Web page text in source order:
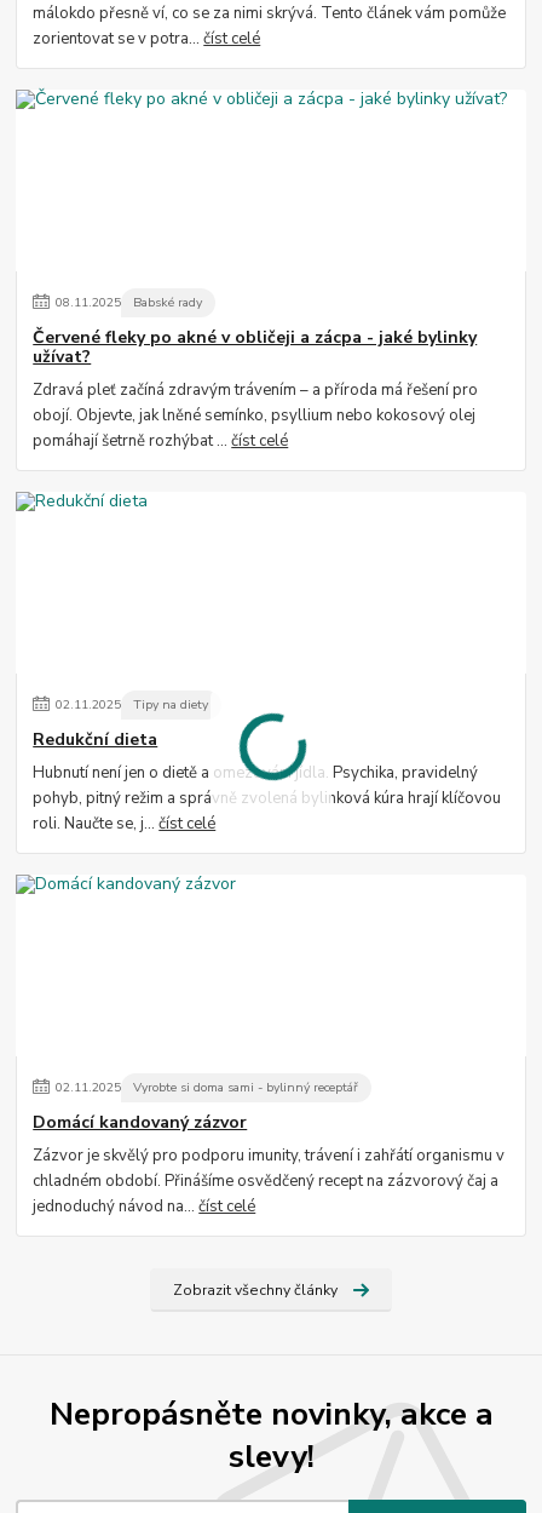
málokdo přesně ví, co se za nimi skrývá. Tento článek vám pomůže
zorientovat se v potra...číst celé
08.11.2025 Babské rady
Červené fleky po akné v obličeji a zácpa - jaké bylinky
užívat?
Zdravá pleť začíná zdravým trávením – a příroda má řešení pro
obojí. Objevte, jak lněné semínko, psyllium nebo kokosový olej
pomáhají šetrně rozhýbat ...číst celé
02.11.2025 Tipy na diety
Redukční dieta
Hubnutí není jen o dietě a omezování jídla. Psychika, pravidelný
pohyb, pitný režim a správně zvolená bylinková kúra hrají klíčovou
roli. Naučte se, j...číst celé
02.11.2025 Vyrobte si doma sami - bylinný receptář
Domácí kandovaný zázvor
Zázvor je skvělý pro podporu imunity, trávení i zahřátí organismu v
chladném období. Přinášíme osvědčený recept na zázvorový čaj a
jednoduchý návod na...číst celé
Zobrazit všechny články
Nepropásněte novinky, akce a
slevy!